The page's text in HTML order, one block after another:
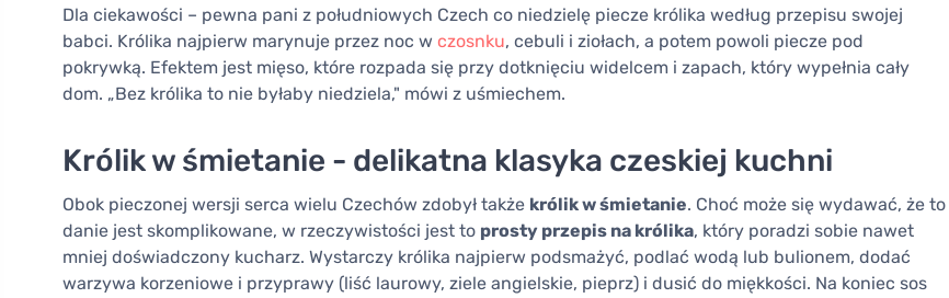
Dla ciekawości – pewna pani z południowych Czech co niedzielę piecze królika według przepisu swojej
babci. Królika najpierw marynuje przez noc w czosnku, cebuli i ziołach, a potem powoli piecze pod
pokrywką. Efektem jest mięso, które rozpada się przy dotknięciu widelcem i zapach, który wypełnia cały
dom. „Bez królika to nie byłaby niedziela," mówi z uśmiechem.
Królik w śmietanie - delikatna klasyka czeskiej kuchni
Obok pieczonej wersji serca wielu Czechów zdobył także królik w śmietanie. Choć może się wydawać, że to
danie jest skomplikowane, w rzeczywistości jest to prosty przepis na królika, który poradzi sobie nawet
mniej doświadczony kucharz. Wystarczy królika najpierw podsmażyć, podlać wodą lub bulionem, dodać
warzywa korzeniowe i przyprawy (liść laurowy, ziele angielskie, pieprz) i dusić do miękkości. Na koniec sos